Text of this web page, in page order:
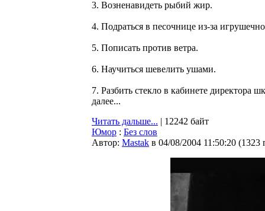
3. Возненавидеть рыбий жир.
4. Подраться в песочнице из-за
5. Пописать против ветра.
6. Научиться шевелить ушами.
7. Разбить стекло в кабинете директора
далее...
Читать дальше... | 12242 байт
Юмор : Без слов
Автор: Мastak в 04/08/2004 11:50:20 (1323